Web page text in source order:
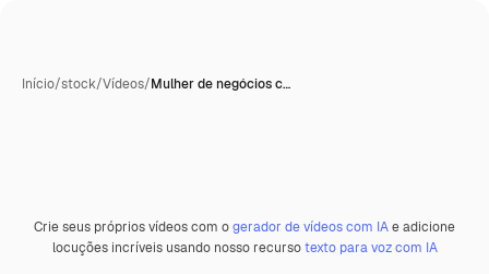
Início/stock/Vídeos/Mulher de negócios c…
Crie seus próprios vídeos com ogerador de vídeos com IAe adicione
locuções incríveis usando nosso recursotexto para voz com IA